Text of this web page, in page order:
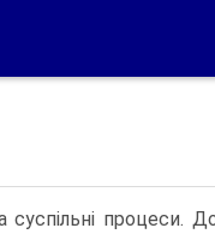
процеси.